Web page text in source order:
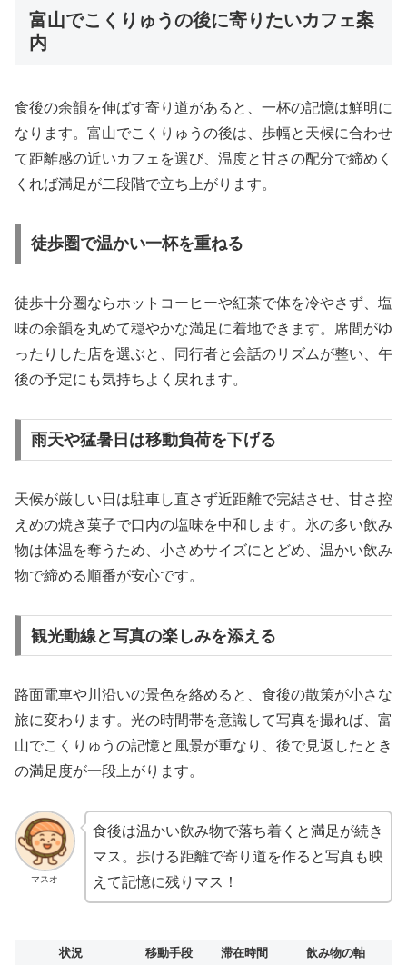
富山でこくりゅうの後に寄りたいカフェ案
内
食後の余韻を伸ばす寄り道があると、一杯の記憶は鮮明に
なります。富山でこくりゅうの後は、歩幅と天候に合わせ
て距離感の近いカフェを選び、温度と甘さの配分で締めく
くれば満足が二段階で立ち上がります。
徒歩圏で温かい一杯を重ねる
徒歩十分圏ならホットコーヒーや紅茶で体を冷やさず、塩
味の余韻を丸めて穏やかな満足に着地できます。席間がゆ
ったりした店を選ぶと、同行者と会話のリズムが整い、午
後の予定にも気持ちよく戻れます。
雨天や猛暑日は移動負荷を下げる
天候が厳しい日は駐車し直さず近距離で完結させ、甘さ控
えめの焼き菓子で口内の塩味を中和します。氷の多い飲み
物は体温を奪うため、小さめサイズにとどめ、温かい飲み
物で締める順番が安心です。
観光動線と写真の楽しみを添える
路面電車や川沿いの景色を絡めると、食後の散策が小さな
旅に変わります。光の時間帯を意識して写真を撮れば、富
山でこくりゅうの記憶と風景が重なり、後で見返したとき
の満足度が一段上がります。
マスオ
食後は温かい飲み物で落ち着くと満足が続き
マス。歩ける距離で寄り道を作ると写真も映
えて記憶に残りマス！
状況 移動手段 滞在時間
飲み物の軸